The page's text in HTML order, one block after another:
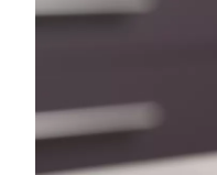
全部商品